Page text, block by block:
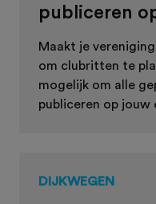
publiceren
Maakt je
om clubritten te
mogelijk om alle
publiceren op jouw
DIJKWEGEN